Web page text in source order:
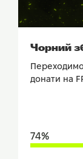
Чорний
донати на
74%